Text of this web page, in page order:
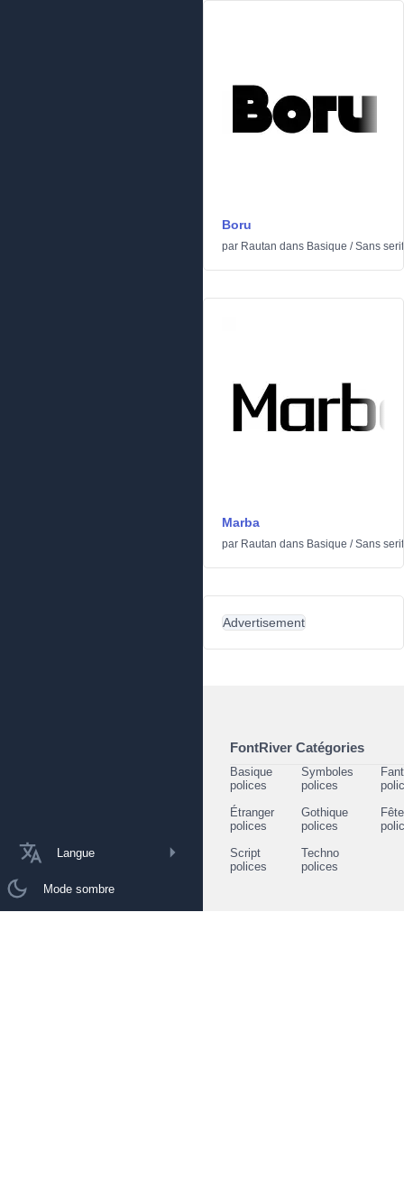
Langue
Mode sombre
Boru
par Rautan dans Basique /Sans serif
Marba
par Rautan dans Basique /Sans serif
Advertisement
FontRiver Catégories
Basique
polices
Symboles
polices
Étranger
polices
Gothique
polices
Script
polices
Techno
polices